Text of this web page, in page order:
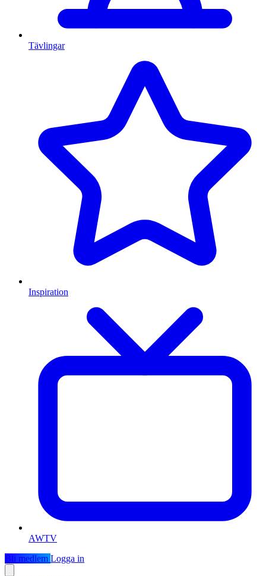
Tävlingar
Inspiration
AWTV
Bli medlem Logga in